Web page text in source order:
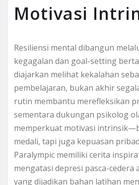
Motivasi
Resiliensi mental dibangun
kegagalan dan goal-setting
diajarkan melihat kekalahan
pembelajaran, bukan akhir
rutin membantu merefleksikan
sementara dukungan psikolog
memperkuat motivasi
medali, tapi juga kepuasan
Paralympic memiliki cerita
mengatasi depresi pasca-cedera
yang dijadikan bahan latihan